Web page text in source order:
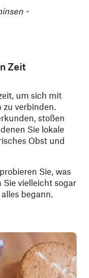
-
Zeit
um sich mit
zu verbinden.
stoßen
Sie lokale
Obst und
Sie, was
Sie vielleicht sogar
begann.